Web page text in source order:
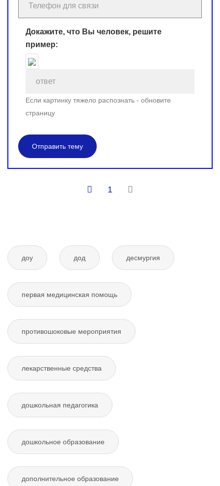
Докажите, что Вы человек, решите
пример:
Если картинку тяжело распознать - обновите
страницу
Отправить тему
1
доу дод десмургия
первая медицинская помощь
противошоковые мероприятия
лекарственные средства
дошкольная педагогика
дошкольное образование
дополнительное образование